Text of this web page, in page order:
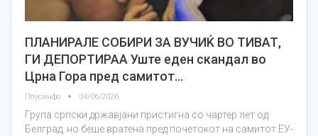
ПЛАНИРАЛЕ СОБИРИ ЗА ВУЧИЌ ВО ТИВАТ,
ГИ ДЕПОРТИРАА Уште еден скандал во
Црна Гора пред самитот…
Плусинфо 04/06/2026
Група српски државјани пристигна со чартер лет од
Белград, но беше вратена пред почетокот на самитот ЕУ-